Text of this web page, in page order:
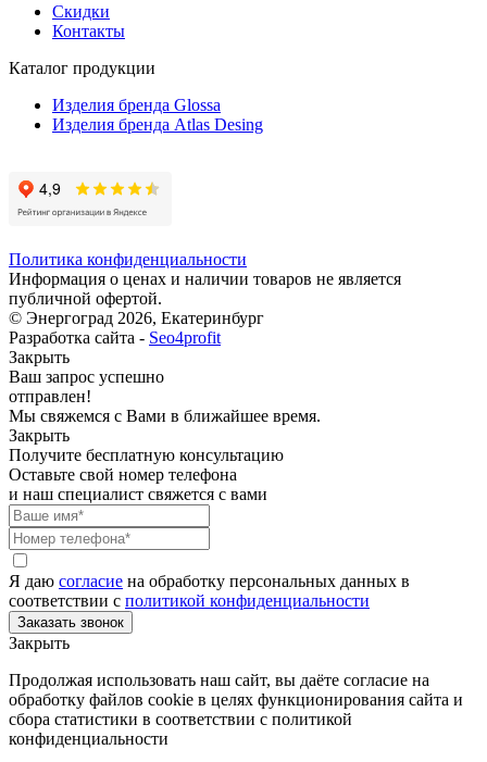
Скидки
Контакты
Каталог продукции
Изделия бренда Glossa
Изделия бренда Atlas Desing
Политика конфиденциальности
Информация о ценах и наличии товаров не является
публичной офертой.
© Энергоград 2026, Екатеринбург
Разработка сайта - Seo4profit
Закрыть
Ваш запрос успешно
отправлен!
Мы свяжемся с Вами в ближайшее время.
Закрыть
Получите бесплатную консультацию
Оставьте свой номер телефона
и наш специалист свяжется с вами
Я даю согласие на обработку персональных данных в
соответствии с политикой конфиденциальности
Закрыть
Продолжая использовать наш сайт, вы даёте согласие на
обработку файлов cookie в целях функционирования сайта и
сбора статистики в соответствии с политикой
конфиденциальности